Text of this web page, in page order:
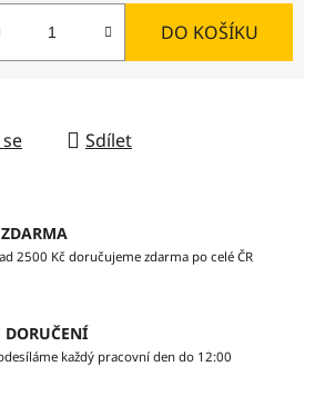
DO KOŠÍKU
Sdílet
2500 Kč doručujeme zdarma po celé ČR
DORUČENÍ
každý pracovní den do 12:00